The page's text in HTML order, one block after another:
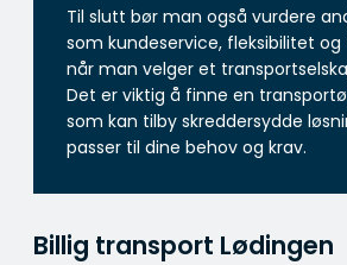
Til slutt bør man også vurdere
som kundeservice, fleksibilitet
når man velger et
Det er viktig å finne en
som kan tilby skreddersydde
passer til dine behov og krav.
Billig transport Lødingen